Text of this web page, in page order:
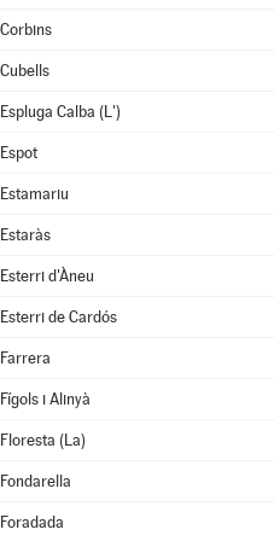
Corbins
Cubells
Espluga Calba (L')
Espot
Estamariu
Estaràs
Esterri d'Àneu
Esterri de Cardós
Farrera
Fígols i Alinyà
Floresta (La)
Fondarella
Foradada